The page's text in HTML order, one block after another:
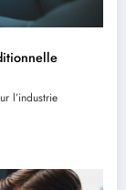
l’industrie